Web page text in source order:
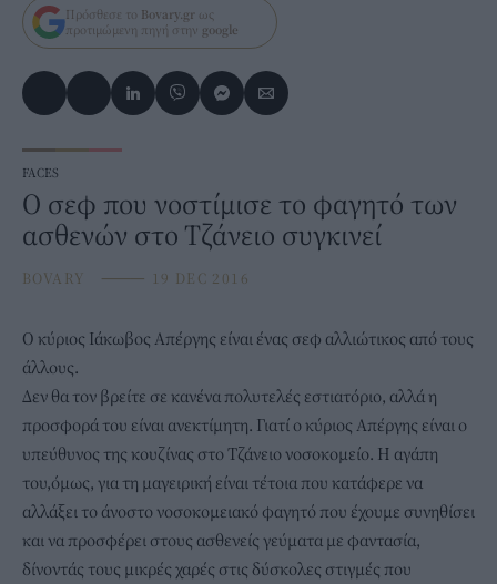
Πρόσθεσε το Bovary.gr ως
προτιμώμενη πηγή στην google
FACES
Ο σεφ που νοστίμισε το φαγητό των
ασθενών στο Τζάνειο συγκινεί
BOVARY ⸻ 19 DEC 2016
Ο κύριος Ιάκωβος Απέργης είναι ένας σεφ αλλιώτικος από τους
άλλους.
Δεν θα τον βρείτε σε κανένα πολυτελές εστιατόριο, αλλά η
προσφορά του είναι ανεκτίμητη. Γιατί ο κύριος Απέργης είναι ο
υπεύθυνος της κουζίνας στο Τζάνειο νοσοκομείο. Η αγάπη
του,όμως, για τη μαγειρική είναι τέτοια που κατάφερε να
αλλάξει το άνοστο νοσοκομειακό φαγητό που έχουμε συνηθίσει
και να προσφέρει στους ασθενείς γεύματα με φαντασία,
δίνοντάς τους μικρές χαρές στις δύσκολες στιγμές που